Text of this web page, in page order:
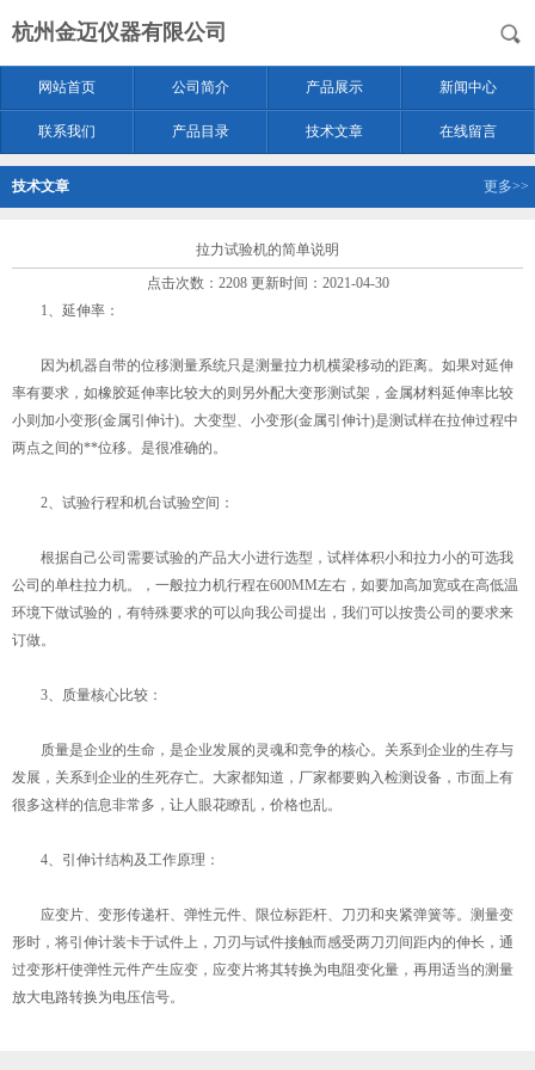
杭州金迈仪器有限公司
网站首页 公司简介 产品展示 新闻中心
联系我们 产品目录 技术文章 在线留言
技术文章 更多>>
拉力试验机的简单说明
点击次数：2208 更新时间：2021-04-30
1、延伸率：
因为机器自带的位移测量系统只是测量拉力机横梁移动的距离。如果对延伸
率有要求，如橡胶延伸率比较大的则另外配大变形测试架，金属材料延伸率比较
小则加小变形(金属引伸计)。大变型、小变形(金属引伸计)是测试样在拉伸过程中
两点之间的**位移。是很准确的。
2、试验行程和机台试验空间：
根据自己公司需要试验的产品大小进行选型，试样体积小和拉力小的可选我
公司的单柱拉力机。，一般拉力机行程在600MM左右，如要加高加宽或在高低温
环境下做试验的，有特殊要求的可以向我公司提出，我们可以按贵公司的要求来
订做。
3、质量核心比较：
质量是企业的生命，是企业发展的灵魂和竞争的核心。关系到企业的生存与
发展，关系到企业的生死存亡。大家都知道，厂家都要购入检测设备，市面上有
很多这样的信息非常多，让人眼花瞭乱，价格也乱。
4、引伸计结构及工作原理：
应变片、变形传递杆、弹性元件、限位标距杆、刀刃和夹紧弹簧等。测量变
形时，将引伸计装卡于试件上，刀刃与试件接触而感受两刀刃间距内的伸长，通
过变形杆使弹性元件产生应变，应变片将其转换为电阻变化量，再用适当的测量
放大电路转换为电压信号。